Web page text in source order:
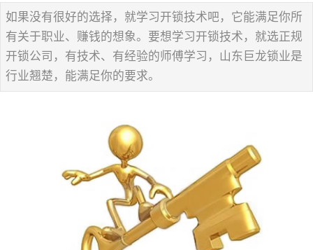
如果没有很好的选择，就学习开锁技术吧，它能满足你所
有关于职业、赚钱的想象。要想学习开锁技术，就选正规
开锁公司，有技术、有经验的师傅学习，山东巨龙锁业是
行业翘楚，能满足你的要求。